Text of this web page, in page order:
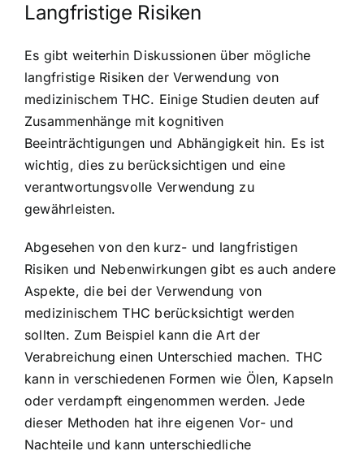
Langfristige Risiken
Es gibt weiterhin Diskussionen über mögliche
langfristige Risiken der Verwendung von
medizinischem THC. Einige Studien deuten auf
Zusammenhänge mit kognitiven
Beeinträchtigungen und Abhängigkeit hin. Es ist
wichtig, dies zu berücksichtigen und eine
verantwortungsvolle Verwendung zu
gewährleisten.
Abgesehen von den kurz- und langfristigen
Risiken und Nebenwirkungen gibt es auch andere
Aspekte, die bei der Verwendung von
medizinischem THC berücksichtigt werden
sollten. Zum Beispiel kann die Art der
Verabreichung einen Unterschied machen. THC
kann in verschiedenen Formen wie Ölen, Kapseln
oder verdampft eingenommen werden. Jede
dieser Methoden hat ihre eigenen Vor- und
Nachteile und kann unterschiedliche